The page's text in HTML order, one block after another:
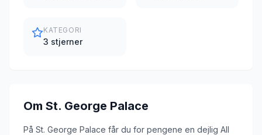
KATEGORI
3 stjerner
Om St. George Palace
På St. George Palace får du for pengene en dejlig All